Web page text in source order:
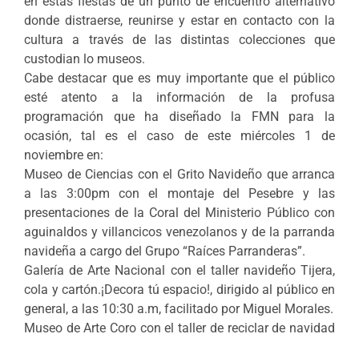
donde distraerse, reunirse y estar en contacto con la
cultura a través de las distintas colecciones que
custodian lo museos.
Cabe destacar que es muy importante que el público
esté atento a la información de la profusa
programación que ha diseñado la FMN para la
ocasión, tal es el caso de este miércoles 1 de
noviembre en:
Museo de Ciencias con el Grito Navideño que arranca
a las 3:00pm con el montaje del Pesebre y las
presentaciones de la Coral del Ministerio Público con
aguinaldos y villancicos venezolanos y de la parranda
navideña a cargo del Grupo “Raíces Parranderas”.
Galería de Arte Nacional con el taller navideño Tijera,
cola y cartón.¡Decora tú espacio!, dirigido al público en
general, a las 10:30 a.m, facilitado por Miguel Morales.
Museo de Arte Coro con el taller de reciclar de navidad